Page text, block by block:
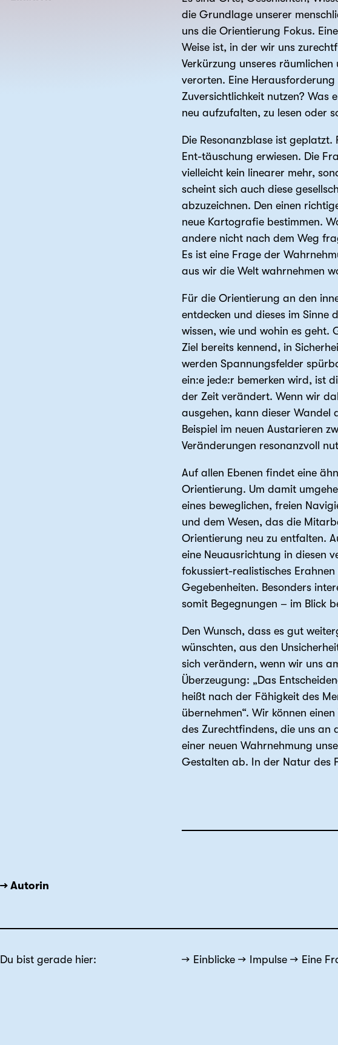
die Grundlage unserer
uns die Orientierung Fokus.
Weise ist, in der wir uns
Verkürzung unseres
verorten. Eine
Zuversichtlichkeit nutzen? Was
neu aufzufalten, zu lesen oder
Die Resonanzblase ist
Ent-täuschung erwiesen. Die
vielleicht kein linearer mehr,
scheint sich auch diese
abzuzeichnen. Den einen
neue Kartografie bestimmen.
andere nicht nach dem Weg
Es ist eine Frage der
aus wir die Welt wahrnehmen
Für die Orientierung an den
entdecken und dieses im Sinne
wissen, wie und wohin es geht.
Ziel bereits kennend, in
werden Spannungsfelder
ein:e jede:r bemerken wird, ist
der Zeit verändert. Wenn wir
ausgehen, kann dieser Wandel
Beispiel im neuen Austarieren
Veränderungen resonanzvoll
Auf allen Ebenen findet eine
Orientierung. Um damit
eines beweglichen, freien
und dem Wesen, das die
Orientierung neu zu entfalten.
eine Neuausrichtung in diesen
fokussiert-realistisches
Gegebenheiten. Besonders
somit Begegnungen – im Blick
Den Wunsch, dass es gut
wünschten, aus den
sich verändern, wenn wir uns
Überzeugung: „Das
heißt nach der Fähigkeit des
übernehmen“. Wir können
des Zurechtfindens, die uns an
einer neuen Wahrnehmung
Gestalten ab. In der Natur des
→ Autorin
Du bist gerade hier: Einblicke Impulse Eine